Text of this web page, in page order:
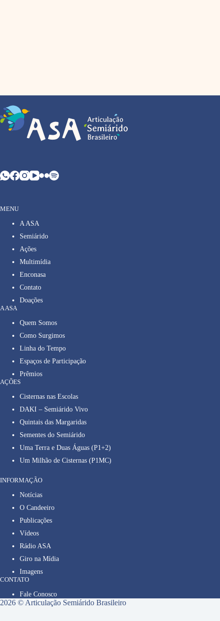
MENU
A ASA
Semiárido
Ações
Multimídia
Enconasa
Contato
Doações
A ASA
Quem Somos
Como Surgimos
Linha do Tempo
Espaços de Participação
Prêmios
AÇÕES
Cisternas nas Escolas
DAKI – Semiárido Vivo
Quintais das Margaridas
Sementes do Semiárido
Uma Terra e Duas Águas (P1+2)
Um Milhão de Cisternas (P1MC)
INFORMAÇÃO
Notícias
O Candeeiro
Publicações
Vídeos
Rádio ASA
Giro na Mídia
Imagens
CONTATO
Fale Conosco
2026 © Articulação Semiárido Brasileiro